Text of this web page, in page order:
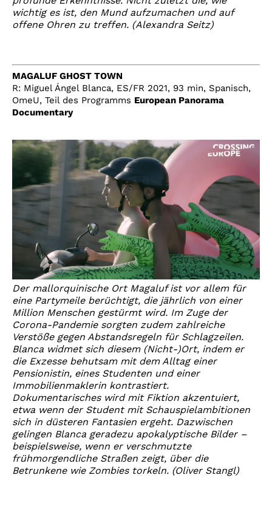
wichtig es ist, den Mund aufzumachen und auf
offene Ohren zu treffen. (Alexandra Seitz)
MAGALUF GHOST TOWN
R: Miguel Ángel Blanca, ES/FR 2021, 93 min, Spanisch,
OmeU, Teil des Programms European Panorama
Documentary
Der mallorquinische Ort Magaluf ist vor allem für
eine Partymeile berüchtigt, die jährlich von einer
Million Menschen gestürmt wird. Im Zuge der
Corona-Pandemie sorgten zudem zahlreiche
Verstöße gegen Abstandsregeln für Schlagzeilen.
Blanca widmet sich diesem (Nicht-)Ort, indem er
die Exzesse behutsam mit dem Alltag einer
Pensionistin, eines Studenten und einer
Immobilienmaklerin kontrastiert.
Dokumentarisches wird mit Fiktion akzentuiert,
etwa wenn der Student mit Schauspielambitionen
sich in düsteren Fantasien ergeht. Dazwischen
gelingen Blanca geradezu apokalyptische Bilder –
beispielsweise, wenn er verschmutzte
frühmorgendliche Straßen zeigt, über die
Betrunkene wie Zombies torkeln. (Oliver Stangl)